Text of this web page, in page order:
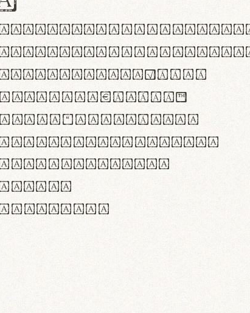
\
m cl d cj g vv w
Oo0 dbqp 8B
eoca